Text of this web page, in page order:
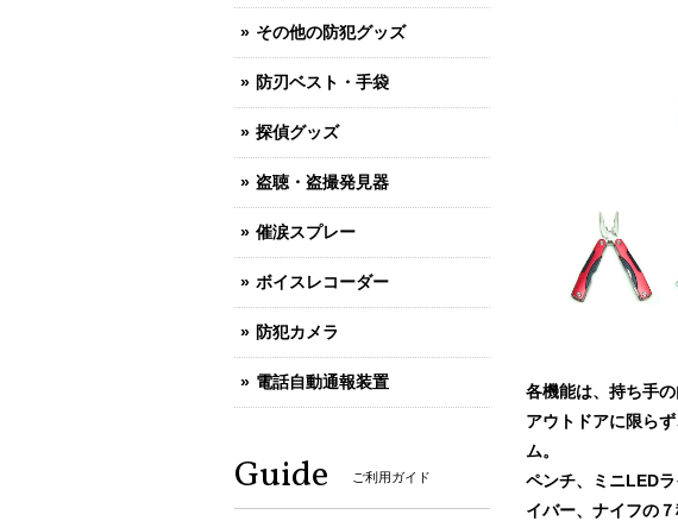
各機能は、持ち手
アウトドアに限ら
ム。
ペンチ、ミニLED
イバー、ナイフの７
その他の防犯グッズ
防刃ベスト・手袋
探偵グッズ
盗聴・盗撮発見器
催涙スプレー
ボイスレコーダー
防犯カメラ
電話自動通報装置
Guide ご利用ガイド